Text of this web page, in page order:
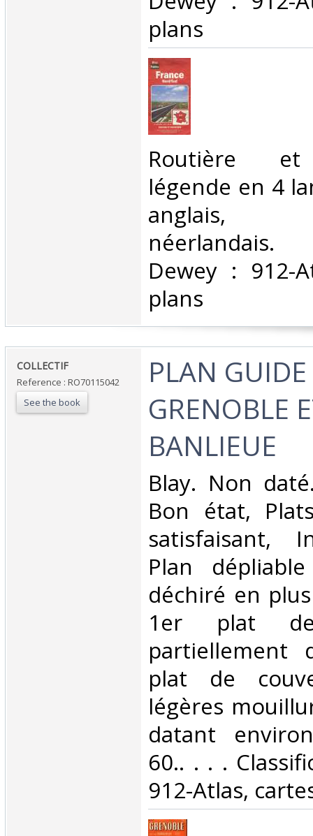
plans‎
‎Routière et
légende en 4
anglais,
néerlandais.
Dewey : 912-
plans‎
‎COLLECTIF‎
Reference : RO70115042
See the book
‎PLAN
GRENOBLE
BANLIEUE‎
‎Blay. Non
Bon état,
satisfaisant,
Plan
déchiré en
1er plat de
partiellement
plat de
légères
datant
60.. . . .
912-Atlas,